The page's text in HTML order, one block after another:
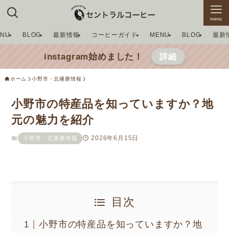
menu
BLOG 最新情報 コーヒーガイド MENU BLOG 最新
instagram始めました！ 詳細
ホーム 小野市・北播磨情報
小野市の特産品を知っていますか？地
元の魅力を紹介
小野市・北播磨情報 2026年6月15日
目次
小野市の特産品を知っていますか？地